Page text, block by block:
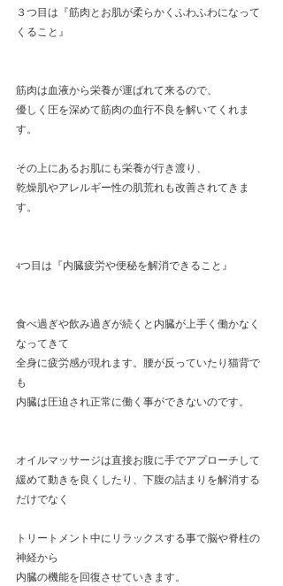
３つ目は『筋肉とお肌が柔らかくふわふわになって
くること』
筋肉は血液から栄養が運ばれて来るので、
優しく圧を深めて筋肉の血行不良を解いてくれま
す。
その上にあるお肌にも栄養が行き渡り、
乾燥肌やアレルギー性の肌荒れも改善されてきま
す。
4つ目は『内臓疲労や便秘を解消できること』
食べ過ぎや飲み過ぎが続くと内臓が上手く働かなく
なってきて
全身に疲労感が現れます。腰が反っていたり猫背で
も
内臓は圧迫され正常に働く事ができないのです。
オイルマッサージは直接お腹に手でアプローチして
緩めて動きを良くしたり、下腹の詰まりを解消する
だけでなく
トリートメント中にリラックスする事で脳や脊柱の
神経から
内臓の機能を回復させていきます。